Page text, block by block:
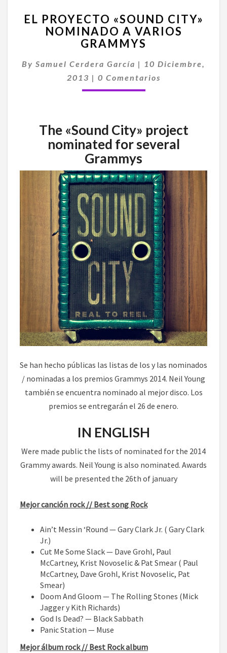
PROYECTO
«SOUND
CITY»
A
VARIOS
EL PROYECTO «SOUND CITY»
NOMINADO A VARIOS
GRAMMYS
By Samuel Cerdera García | 10 Diciembre,
2013 | Comentarios
0 Comentarios
The «Sound City» project
nominated for several
Grammys
Se han hecho públicas las listas de los y las nominados
/ nominadas a los premios Grammys 2014. Neil Young
también se encuentra nominado al mejor disco. Los
premios se entregarán el 26 de enero.
IN ENGLISH
Were made ​​public the lists of nominated for the 2014
Grammy awards. Neil Young is also nominated. Awards
will be presented the 26th of january
Mejor canción rock // Best song Rock
Ain’t Messin ‘Round — Gary Clark Jr. ( Gary Clark
Jr.)
Cut Me Some Slack — Dave Grohl, Paul
McCartney, Krist Novoselic & Pat Smear ( Paul
McCartney, Dave Grohl, Krist Novoselic, Pat
Smear)
Doom And Gloom — The Rolling Stones (Mick
Jagger y Kith Richards)
God Is Dead? — Black Sabbath
Panic Station — Muse
Mejor álbum rock // Best Rock album